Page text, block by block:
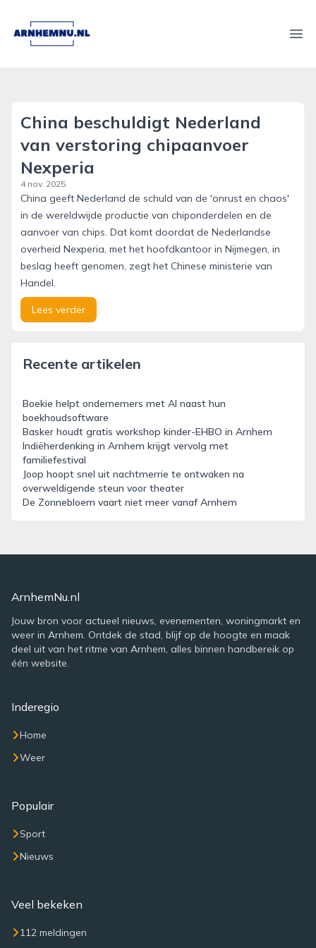
arnhemnu.nl
China beschuldigt Nederland
van verstoring chipaanvoer
Nexperia
4 nov. 2025
China geeft Nederland de schuld van de 'onrust en chaos'
in de wereldwijde productie van chiponderdelen en de
aanvoer van chips. Dat komt doordat de Nederlandse
overheid Nexperia, met het hoofdkantoor in Nijmegen, in
beslag heeft genomen, zegt het Chinese ministerie van
Handel.
Lees verder
Recente artikelen
Boekie helpt ondernemers met AI naast hun
boekhoudsoftware
Basker houdt gratis workshop kinder-EHBO in Arnhem
Indiëherdenking in Arnhem krijgt vervolg met
familiefestival
Joop hoopt snel uit nachtmerrie te ontwaken na
overweldigende steun voor theater
De Zonnebloem vaart niet meer vanaf Arnhem
ArnhemNu.nl
Jouw bron voor actueel nieuws, evenementen, woningmarkt en
weer in Arnhem. Ontdek de stad, blijf op de hoogte en maak
deel uit van het ritme van Arnhem, alles binnen handbereik op
één website.
Inderegio
Home
Weer
Populair
Sport
Nieuws
Veel bekeken
112 meldingen